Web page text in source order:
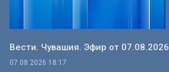
Вести. Чувашия. Эфир от 07.08.2026
07.08.2026 18:17